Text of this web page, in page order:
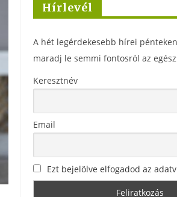
Hírlevél
A hét legérdekesebb hírei
maradj le semmi fontosról az
Keresztnév
Email
Ezt bejelölve elfogadod az